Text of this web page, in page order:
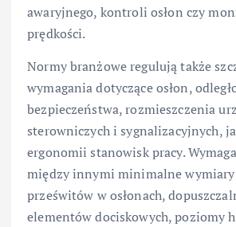
awaryjnego, kontroli osłon czy
prędkości.
Normy branżowe regulują także
wymagania dotyczące osłon,
bezpieczeństwa, rozmieszczenia
sterowniczych i sygnalizacyjnych,
ergonomii stanowisk pracy.
między innymi minimalne
prześwitów w osłonach,
elementów dociskowych, poziomy